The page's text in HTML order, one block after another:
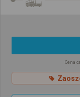
Cena